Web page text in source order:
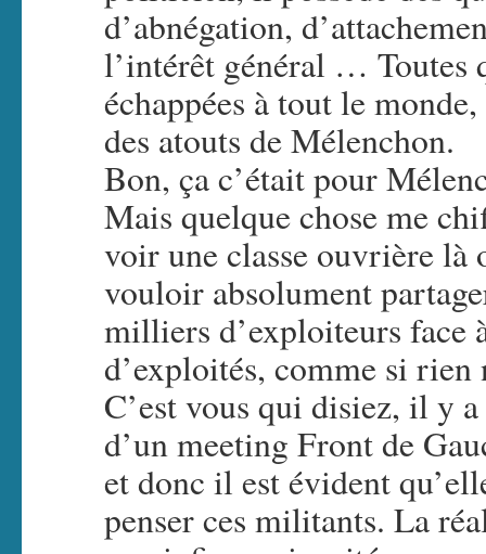
d’abnégation,
l’intérêt général … Toutes
échappées à tout le
des atouts de Mélenchon.
Bon, ça c’était pour
Mais quelque chose me
voir une classe ouvrière là
vouloir absolument
milliers d’exploiteurs face
d’exploités, comme si rien
C’est vous qui disiez, il y
d’un meeting Front de
et donc il est évident
penser ces militants. La